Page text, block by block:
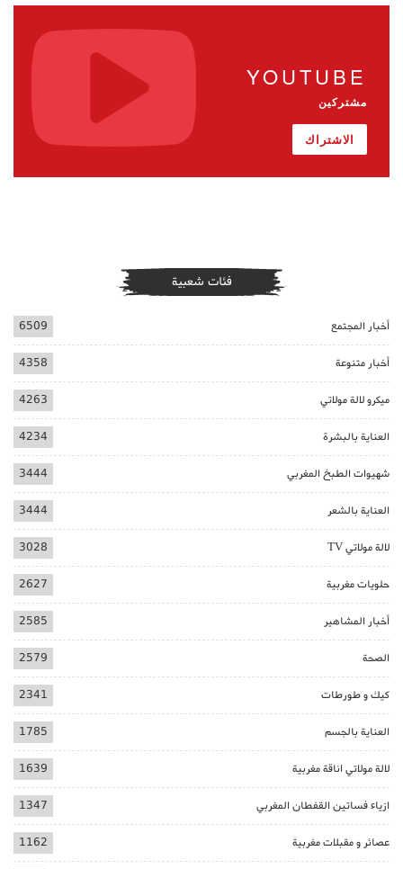
YOUTUBE
مشتركين
الاشتراك
فئات شعبية
أخبار المجتمع 6509
أخبار متنوعة 4358
ميكرو لالة مولاتي 4263
العناية بالبشرة 4234
شهيوات الطبخ المغربي 3444
العناية بالشعر 3444
لالة مولاتي TV 3028
حلويات مغربية 2627
أخبار المشاهير 2585
الصحة 2579
كيك و طورطات 2341
العناية بالجسم 1785
لالة مولاتي اناقة مغربية 1639
ازياء فساتين القفطان المغربي 1347
عصائر و مقبلات مغربية 1162